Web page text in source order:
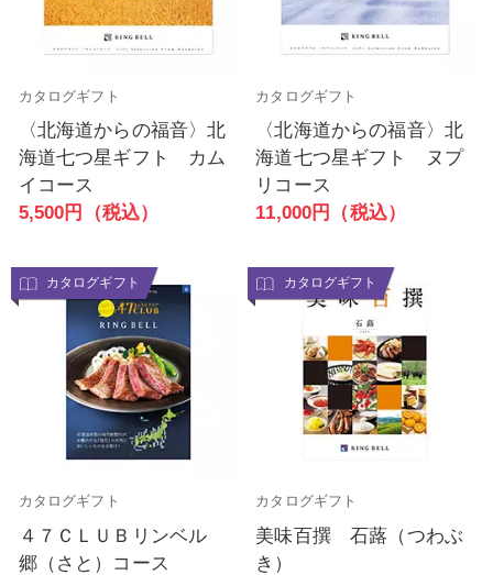
カタログギフト
〈北海道からの福音〉北
海道七つ星ギフト カム
イコース
5,500円（税込）
カタログギフト
〈北海道からの福音〉北
海道七つ星ギフト ヌプ
リコース
11,000円（税込）
カタログギフト
カタログギフト
４７ＣＬＵＢリンベル
郷（さと）コース
カタログギフト
カタログギフト
美味百撰 石蕗（つわぶ
き）